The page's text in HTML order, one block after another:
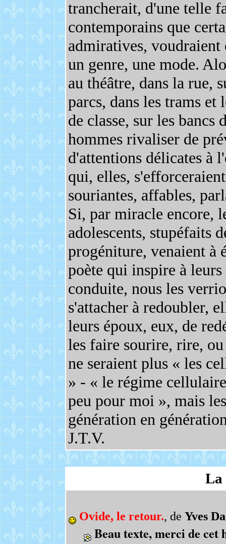
trancherait, d'une telle
contemporains que
admiratives,
un genre, une mode.
au théâtre, dans la rue,
parcs, dans les trams et
de classe, sur les bancs
hommes rivaliser de
d'attentions délicates à
qui, elles,
souriantes, affables,
Si, par miracle encore,
adolescents, stupéfaits
progéniture, venaient à
poète qui inspire à
conduite, nous les
s'attacher à redoubler,
leurs époux, eux, de
les faire sourire, rire,
ne seraient plus « les
» - « le régime
peu pour moi », mais
génération en
J.T.V.
La
Ovide, le retour., de Yves
Beau texte, merci de cet